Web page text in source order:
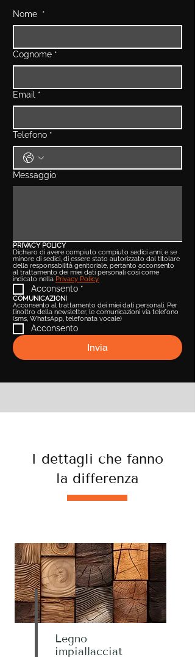
Nome *
Cognome *
Email *
Telefono *
Messaggio
PRIVACY POLICY
Dichiaro di avere compiuto compiuto sedici anni, e se
minore di sedici, di essere stato autorizzato dal titolare
della responsabilità genitoriale, pertanto acconsento
al trattamento dei miei dati personali così come
indicato nella Privacy Policy.
Acconsento *
COMUNICAZIONI
Acconsento al trattamento dei miei dati personali. Per
l’inoltro della newsletter, le comunicazioni via telefono
(sms, WhatsApp, telefonata vocale)
Acconsento
Invia
I dettagli che fanno
la differenza
Legno
impiallacciat